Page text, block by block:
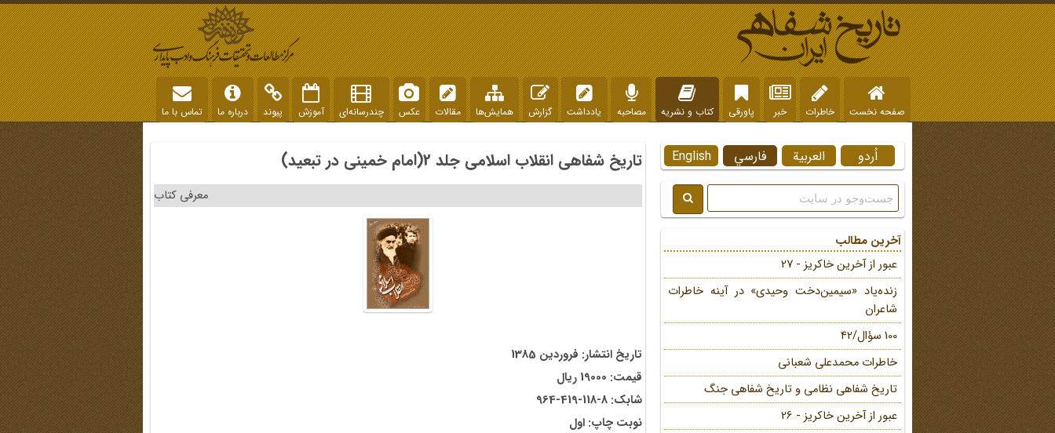
صفحه نخست خاطرات خبر پاورقی کتاب و نشریه مصاحبه یادداشت گزارش همایش‌ها مقالات عکس چندرسانه‌ای آموزش پیوند درباره ما تماس با ما
تاریخ شفاهی انقلاب اسلامی جلد 2(امام خمینی در تبعید)
معرفی کتاب
تاریخ انتشار: فروردین 1385
قیمت: 19000 ریال
شابک: 8-118-419-964
نوبت چاپ: اول
English فارسي العربية اُردو
آخرین مطالب
عبور از آخرین خاکریز - 27
زنده‌یاد «سیمین‌دخت وحیدی» در آینه خاطرات
شاعران
100 سؤال/42
خاطرات محمد‌علی شعبانی
تاریخ شفاهی نظامی و تاریخ شفاهی جنگ
عبور از آخرین خاکریز - 26